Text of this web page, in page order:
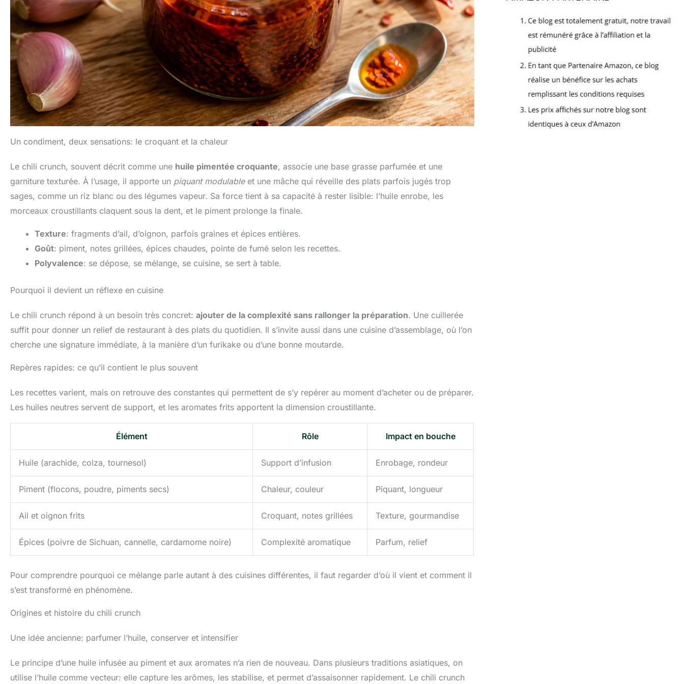
Un condiment, deux sensations: le croquant et la chaleur
Le chili crunch, souvent décrit comme une huile pimentée croquante, associe une base grasse parfumée et une
garniture texturée. À l’usage, il apporte un piquant modulableet une mâche qui réveille des plats parfois jugés trop
sages, comme un riz blanc ou des légumes vapeur. Sa force tient à sa capacité à rester lisible: l’huile enrobe, les
morceaux croustillants claquent sous la dent, et le piment prolonge la finale.
Texture: fragments d’ail, d’oignon, parfois graines et épices entières.
Goût: piment, notes grillées, épices chaudes, pointe de fumé selon les recettes.
Polyvalence: se dépose, se mélange, se cuisine, se sert à table.
Pourquoi il devient un réflexe en cuisine
Le chili crunch répond à un besoin très concret: ajouter de la complexité sans rallonger la préparation. Une cuillerée
suffit pour donner un relief de restaurant à des plats du quotidien. Il s’invite aussi dans une cuisine d’assemblage, où l’on
cherche une signature immédiate, à la manière d’un furikake ou d’une bonne moutarde.
Repères rapides: ce qu’il contient le plus souvent
Les recettes varient, mais on retrouve des constantes qui permettent de s’y repérer au moment d’acheter ou de préparer.
Les huiles neutres servent de support, et les aromates frits apportent la dimension croustillante.
Élément Rôle Impact en bouche
Huile (arachide, colza, tournesol) Support d’infusion Enrobage, rondeur
Piment (flocons, poudre, piments secs) Chaleur, couleur Piquant, longueur
Ail et oignon frits Croquant, notes grillées Texture, gourmandise
Épices (poivre de Sichuan, cannelle, cardamome noire) Complexité aromatique Parfum, relief
Pour comprendre pourquoi ce mélange parle autant à des cuisines différentes, il faut regarder d’où il vient et comment il
s’est transformé en phénomène.
Origines et histoire du chili crunch
Une idée ancienne: parfumer l’huile, conserver et intensifier
Le principe d’une huile infusée au piment et aux aromates n’a rien de nouveau. Dans plusieurs traditions asiatiques, on
utilise l’huile comme vecteur: elle capture les arômes, les stabilise, et permet d’assaisonner rapidement. Le chili crunch